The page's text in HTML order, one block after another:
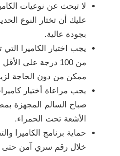
لا تبحث عن نوعيات
عليك أن تختار النوع
بجودة عالية.
يجب اختيار الكاميرا التي
من 100 درجة على
ممكن من دون الحاجة
يجب مراعاة أختيار
صباح السالم المجهزة
الأشعة تحت الحمراء.
حماية برنامج الكاميرا
خلال رقم سري آمن حتى